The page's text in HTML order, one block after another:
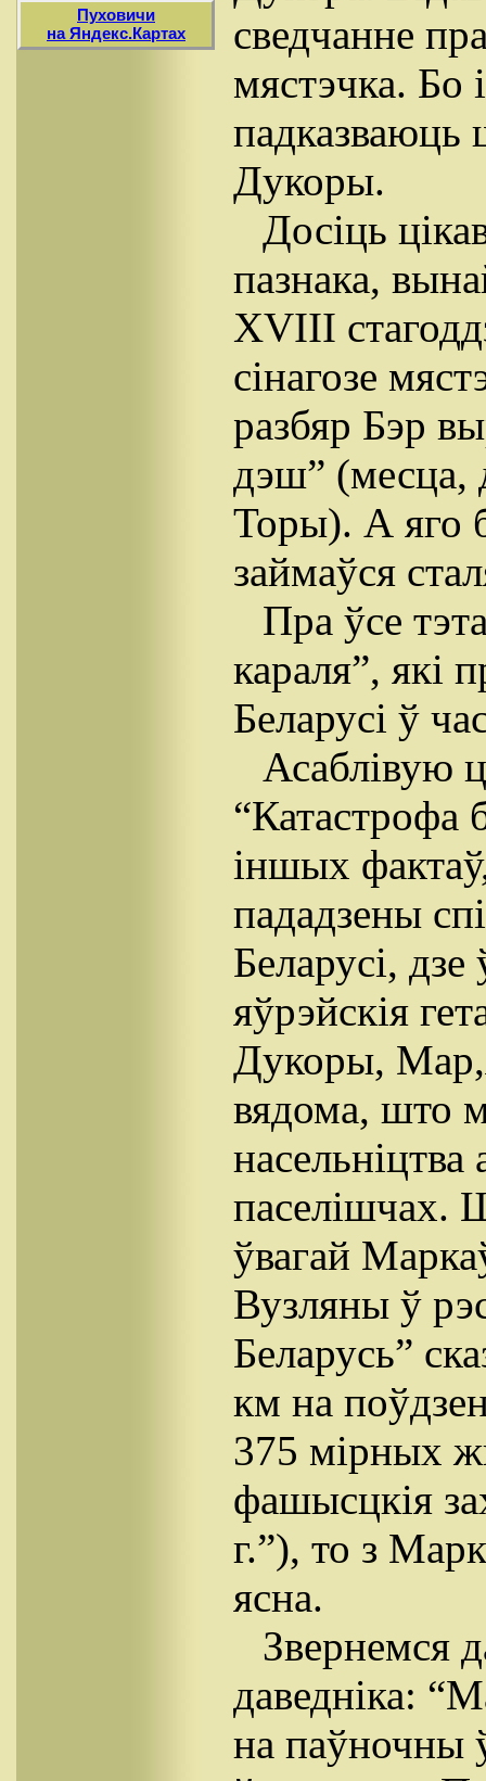
Пуховичи
на Яндекс.Картах
сведчанне
мястэчка. Бо
Дукоры.
Досіць
пазнака,
XVIII
сінагозе
разбяр Бэр
дэш” (месца,
Торы). А яго
займаўся
Пра ўсе
караля”, які
Беларусі ў
Асаблівую
“Катастрофа
іншых
пададзены
Беларусі,
яўрэйскія
Дукоры,
вядома, што
паселішчах.
ўвагай
Вузляны ў
Беларусь”
км на
375 мірных
фашысцкія
г.”), то з
ясна.
Звернемся
даведніка:
на паўночны